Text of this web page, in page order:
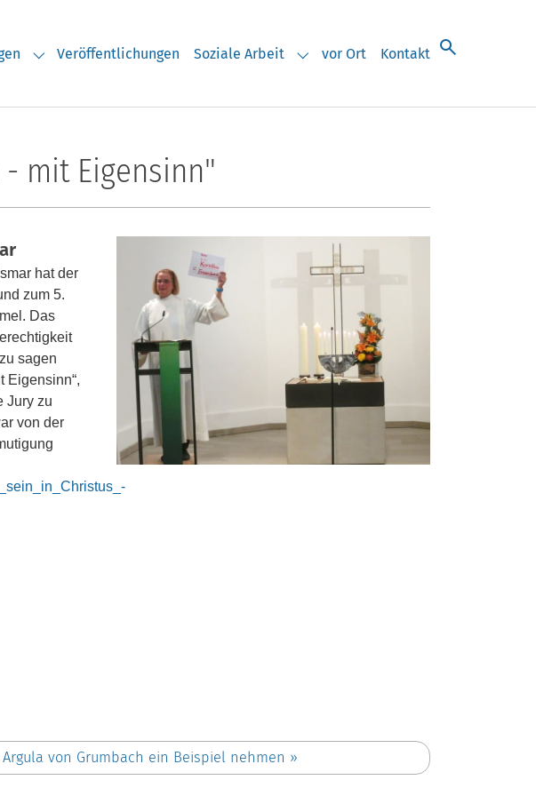
Submenu for "Veranstaltungen"
Veröffentlichungen Soziale Arbeit
Submenu for "Soziale Arbeit"
vor Ort Kontakt
mit Eigensinn"
hat der
zum 5.
Das
sagen
Eigensinn“,
Jury zu
von der
von Grumbach ein Beispiel nehmen »